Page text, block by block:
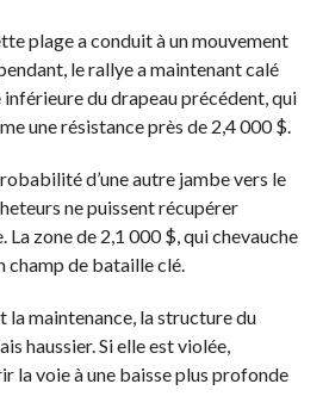
plage a conduit à un mouvement
le rallye a maintenant calé
du drapeau précédent, qui
une résistance près de 2,4 000 $.
d’une autre jambe vers le
ne puissent récupérer
zone de 2,1 000 $, qui chevauche
champ de bataille clé.
la maintenance, la structure du
haussier. Si elle est violée,
la voie à une baisse plus profonde